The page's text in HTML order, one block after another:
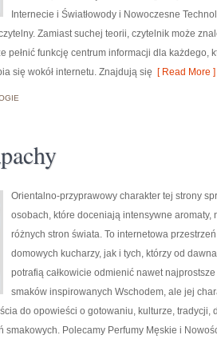
Internecie i Światłowody i Nowoczesne
Zamiast suchej teorii, czytelnik może
pełnić funkcję centrum informacji dla każdego,
się wokół internetu. Znajdują się [ Read More ]
Orientalno-przyprawowy charakter tej strony
osobach, które doceniają intensywne
różnych stron świata. To internetowa
domowych kucharzy, jak i tych, którzy od
potrafią całkowicie odmienić nawet
smaków inspirowanych Wschodem, ale jej
do opowieści o gotowaniu, kulturze, tradycji,
smakowych. Polecamy Perfumy Męskie i